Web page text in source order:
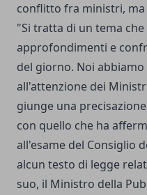
conflitto fra ministri, ma
"Si tratta di un tema che
approfondimenti e
del giorno. Noi
all'attenzione dei
giunge una
con quello che ha
all'esame del Consiglio
alcun testo di legge
suo, il Ministro della